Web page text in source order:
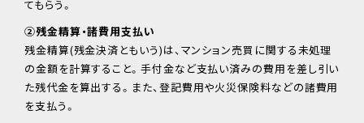
てもらう。
②残金精算・諸費用支払い
残金精算(残金決済ともいう)は、マンション売買に関する未処理
の金額を計算すること。手付金など支払い済みの費用を差し引い
た残代金を算出する。また、登記費用や火災保険料などの諸費用
を支払う。